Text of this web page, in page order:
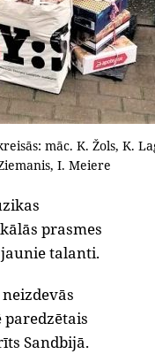
māc. K. Žols, K.
I. Meiere
prasmes
talanti.
paredzētais
Sandbijā.